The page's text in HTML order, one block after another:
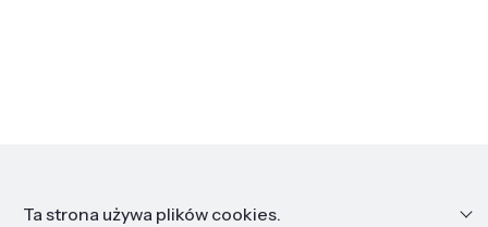
Informacje
Ta strona używa plików cookies.